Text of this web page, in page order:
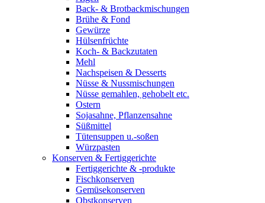
Back- & Brotbackmischungen
Brühe & Fond
Gewürze
Hülsenfrüchte
Koch- & Backzutaten
Mehl
Nachspeisen & Desserts
Nüsse & Nussmischungen
Nüsse gemahlen, gehobelt etc.
Ostern
Sojasahne, Pflanzensahne
Süßmittel
Tütensuppen u.-soßen
Würzpasten
Konserven & Fertiggerichte
Fertiggerichte & -produkte
Fischkonserven
Gemüsekonserven
Obstkonserven